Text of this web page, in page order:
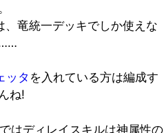
竜統一デッキでしか使えな
……
ッタ を入れている方は編成す
ね!
はディレイスキルは神属性の